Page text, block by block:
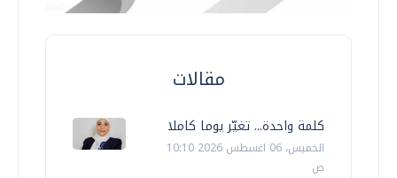
مقالات
كلمة واحدة... تغيّر يوما كاملا
الخميس، 06 اغسطس 2026 10:10
ص